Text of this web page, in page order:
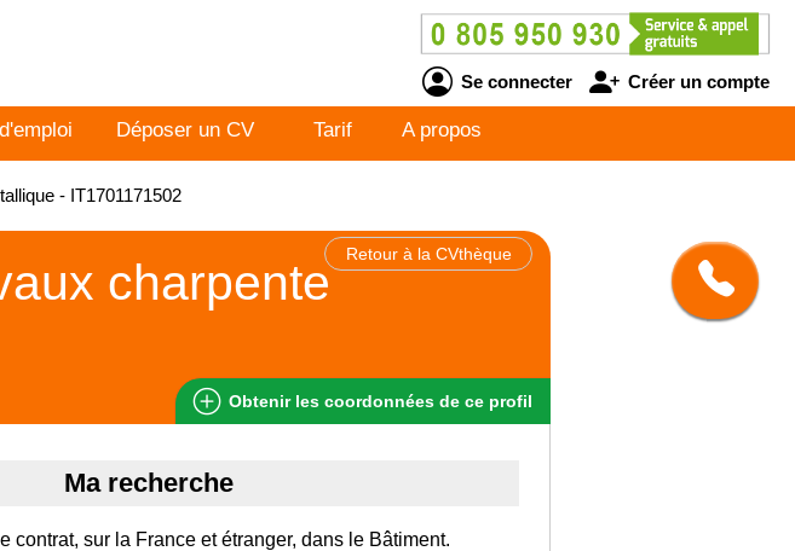
Se connecter Créer un compte
Déposer un CV Tarif A propos
- IT1701171502
Retour à la CVthèque
charpente
Obtenir les coordonnées de ce profil
Ma recherche
contrat, sur la France et étranger, dans le Bâtiment.